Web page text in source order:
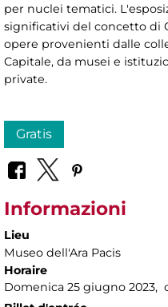
per nuclei tematici.
significativi del concetto di
opere provenienti dalle
Capitale, da musei e
private.
Gratis
Informazioni
Lieu
Museo dell'Ara Pacis
Horaire
Domenica 25 giugno 2023,